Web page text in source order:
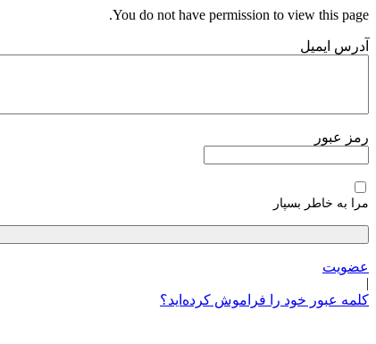
پرش
محتوا
You do not have permission to view this page.
آدرس ایمیل
رمز عبور
مرا به خاطر بسپار
عضویت
|
کلمه عبور خود را فراموش کرده‌اید؟